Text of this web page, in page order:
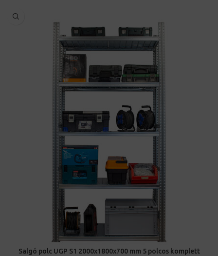
Salgó polc UGP S1 2000x1800x700 mm 5 polcos komplett